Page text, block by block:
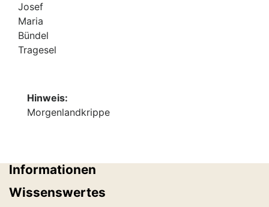
Josef
Maria
Bündel
Tragesel
Hinweis:
Morgenlandkrippe
Informationen
Wissenswertes